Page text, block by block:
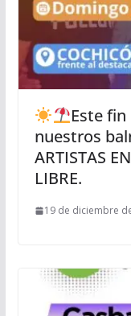
Este
nuestros
ARTISTAS
LIBRE.
19 de diciembre